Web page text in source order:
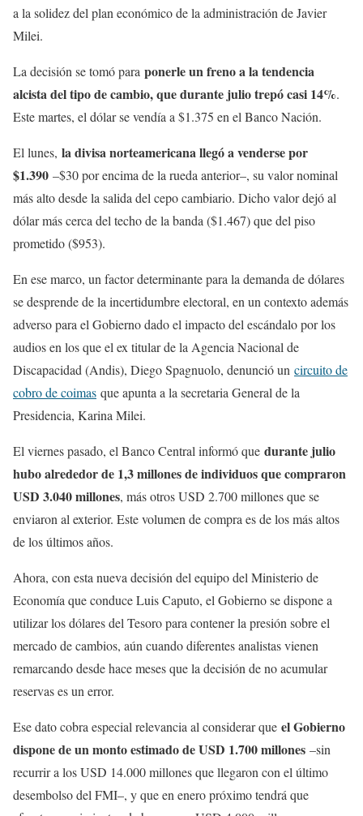
a la solidez del plan económico de la administración de Javier
Milei.
La decisión se tomó para ponerle un freno a la tendencia
alcista del tipo de cambio, que durante julio trepó casi 14%.
Este martes, el dólar se vendía a $1.375 en el Banco Nación.
El lunes, la divisa norteamericana llegó a venderse por
$1.390 –$30 por encima de la rueda anterior–, su valor nominal
más alto desde la salida del cepo cambiario. Dicho valor dejó al
dólar más cerca del techo de la banda ($1.467) que del piso
prometido ($953).
En ese marco, un factor determinante para la demanda de dólares
se desprende de la incertidumbre electoral, en un contexto además
adverso para el Gobierno dado el impacto del escándalo por los
audios en los que el ex titular de la Agencia Nacional de
Discapacidad (Andis), Diego Spagnuolo, denunció un circuito de
cobro de coimas que apunta a la secretaria General de la
Presidencia, Karina Milei.
El viernes pasado, el Banco Central informó que durante julio
hubo alrededor de 1,3 millones de individuos que compraron
USD 3.040 millones, más otros USD 2.700 millones que se
enviaron al exterior. Este volumen de compra es de los más altos
de los últimos años.
Ahora, con esta nueva decisión del equipo del Ministerio de
Economía que conduce Luis Caputo, el Gobierno se dispone a
utilizar los dólares del Tesoro para contener la presión sobre el
mercado de cambios, aún cuando diferentes analistas vienen
remarcando desde hace meses que la decisión de no acumular
reservas es un error.
Ese dato cobra especial relevancia al considerar que el Gobierno
dispone de un monto estimado de USD 1.700 millones –sin
recurrir a los USD 14.000 millones que llegaron con el último
desembolso del FMI–, y que en enero próximo tendrá que